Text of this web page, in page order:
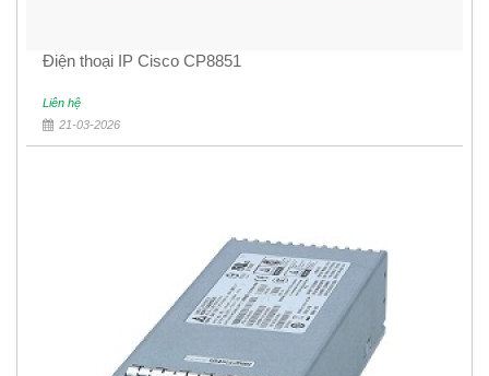
Điện thoại IP Cisco CP8851
Liên hệ
21-03-2026